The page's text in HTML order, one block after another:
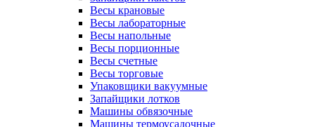
Весы крановые
Весы лабораторные
Весы напольные
Весы порционные
Весы счетные
Весы торговые
Упаковщики вакуумные
Запайщики лотков
Машины обвязочные
Машины термоусадочные